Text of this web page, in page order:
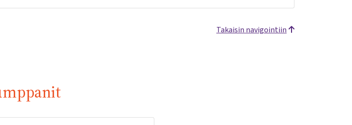
Takaisin navigointiin